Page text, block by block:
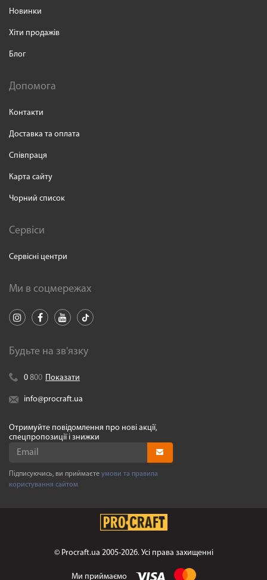
Новинки
Хіти продажів
Блог
Допомога
Контакти
Доставка та оплата
Співпраця
Карта сайту
Чорний список
Сервіси
Сервісні центри
Ми в соцмережах
Будьте на зв'язку
0 800 Показати
info@procraft.ua
Отримуйте повідомлення про нові акції,
спецпропозиції і знижки
Підписуючись, ви приймаєте умови та правила
користування сайтом
© Procraft.ua 2005-2026. Усі права захищенні
Ми приймаємо